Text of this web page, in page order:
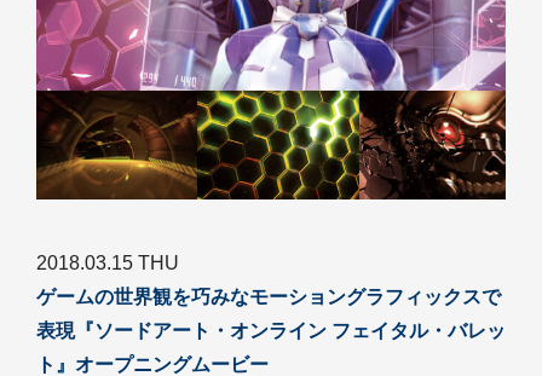
2018.03.15 THU
ゲームの世界観を巧みなモーショングラフィックスで
表現『ソードアート・オンライン フェイタル・バレッ
ト』オープニングムービー